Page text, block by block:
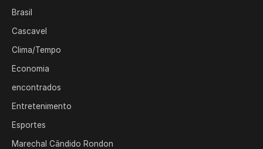
Brasil
Cascavel
Clima/Tempo
Economia
encontrados
Entretenimento
Esportes
Marechal Cândido Rondon